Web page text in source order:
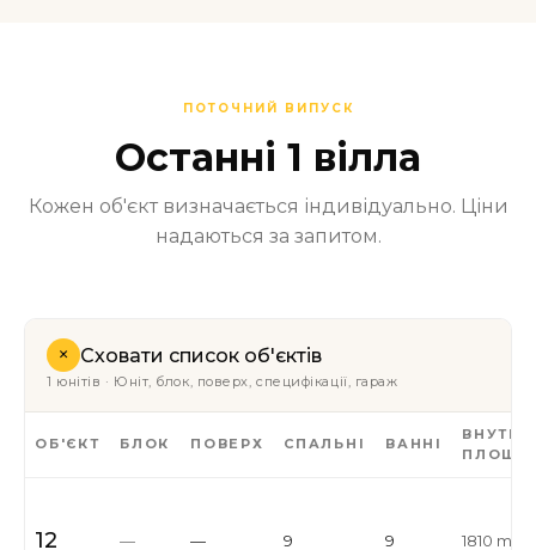
ПОТОЧНИЙ ВИПУСК
Останні 1 вілла
Кожен об'єкт визначається індивідуально. Ціни
надаються за запитом.
+Сховати список об'єктів
1 юнітів · Юніт, блок, поверх, специфікації, гараж
ОБ'ЄКТ БЛОК ПОВЕРХ СПАЛЬНІ ВАННІ
ПЛОЩА
12 — — 9 9 1810 m²